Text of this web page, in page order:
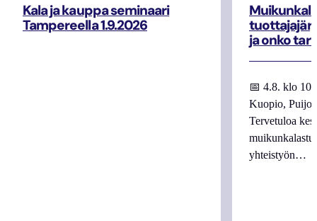
Kala ja kauppa seminaari
Tampereella 1.9.2026
ja onko
📅 4.8. klo
Kuopio,
Tervetuloa
yhteistyön…